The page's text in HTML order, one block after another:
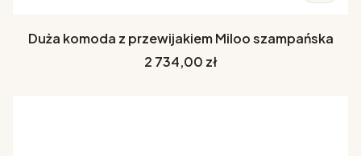
Duża komoda z przewijakiem Miloo szampańska
Cena
2 734,00 zł